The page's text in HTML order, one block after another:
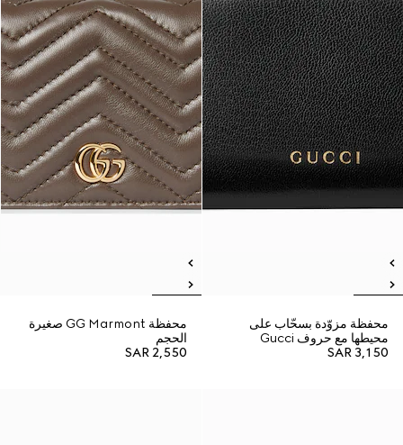
محفظة مزوّدة بسحّاب على
محيطها مع حروف Gucci
SAR 3,150
محفظة GG Marmont صغيرة
الحجم
SAR 2,550